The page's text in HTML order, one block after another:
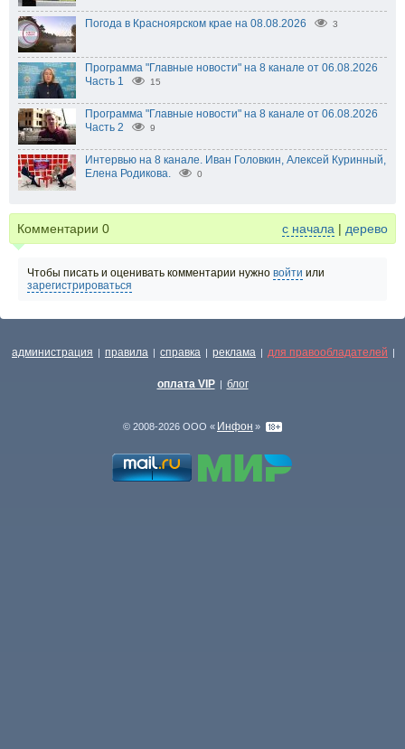
Погода в Красноярском крае на 08.08.2026 3
Программа "Главные новости" на 8 канале от 06.08.2026
Часть 1
15
Программа "Главные новости" на 8 канале от 06.08.2026
Часть 2
9
Интервью на 8 канале. Иван Головкин, Алексей Куринный,
Елена Родикова.
0
Комментарии 0 с начала | дерево
Чтобы писать и оценивать комментарии нужно войти или
зарегистрироваться
администрация | правила | справка | реклама | для правообладателей |
оплата VIP | блог
© 2008-2026 ООО « Инфон »